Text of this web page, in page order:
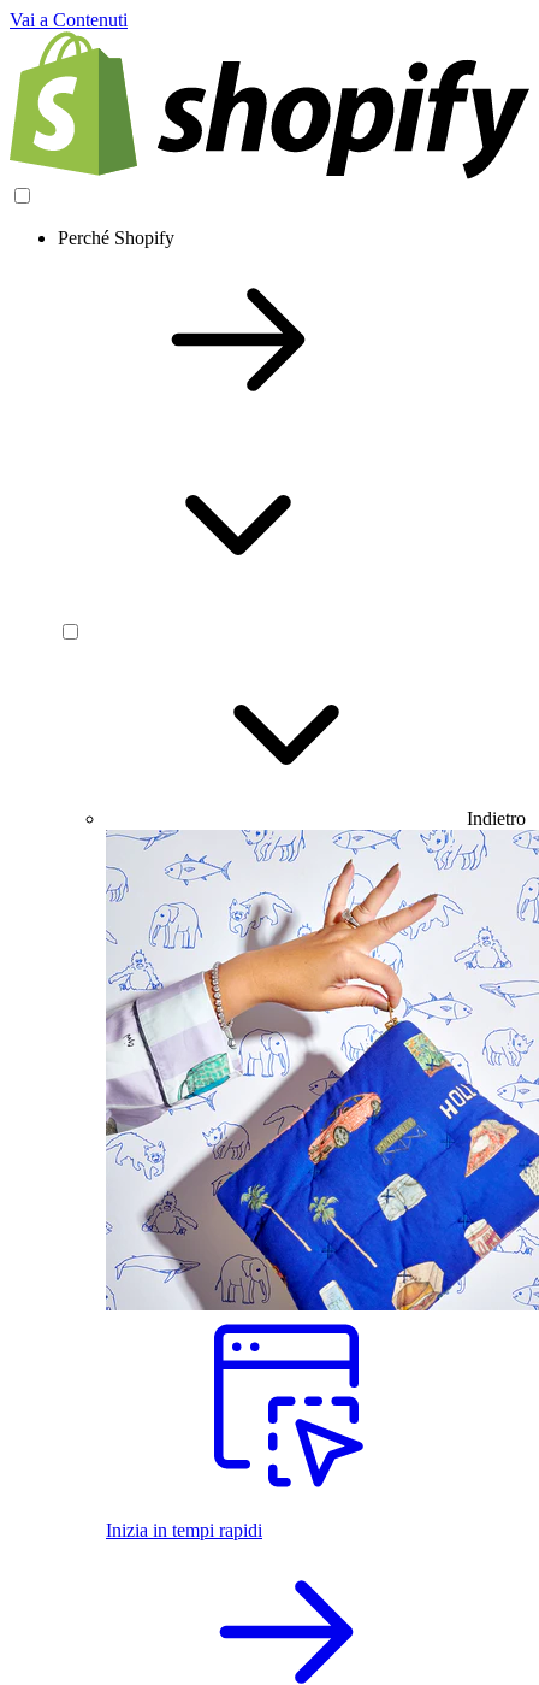
Vai a Contenuti
Perché Shopify
Indietro
Inizia in tempi rapidi